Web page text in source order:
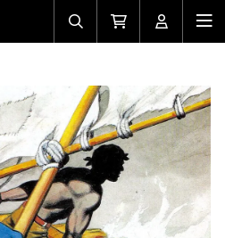
Avaa/sulje
haku
Siirry
ostoskoriin
Avaa/